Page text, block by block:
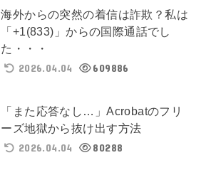
海外からの突然の着信は詐欺？私は
「+1(833)」からの国際通話でし
た・・・
2026.04.04
609886
「また応答なし…」Acrobatのフリ
ーズ地獄から抜け出す方法
2026.04.04
80288